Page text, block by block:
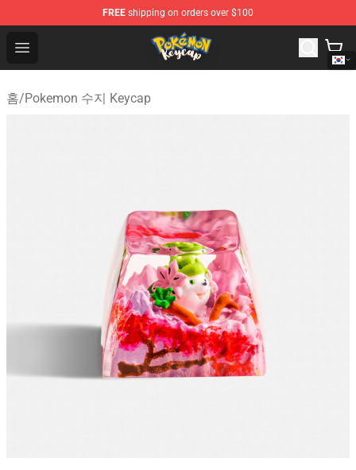
FREE shipping on orders over $100
Open menu
Pokemon Keycap Shop - The Best Store of Pokemon
홈/Pokemon 수지 Keycap